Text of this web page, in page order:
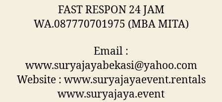
FAST RESPON 24 JAM
WA.087770701975 (MBA MITA)
Email :
www.suryajayabekasi@yahoo.com
Website : www.suryajayaevent.rentals
www.suryajaya.event